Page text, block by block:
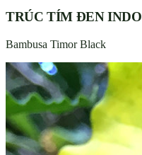
TRÚC TÍM ĐEN INDO
Bambusa Timor Black